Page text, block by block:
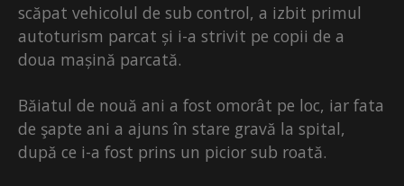
scăpat vehicolul de sub control, a izbit primul
autoturism parcat și i-a strivit pe copii de a
doua mașină parcată.
Băiatul de nouă ani a fost omorât pe loc, iar fata
de şapte ani a ajuns în stare gravă la spital,
după ce i-a fost prins un picior sub roată.